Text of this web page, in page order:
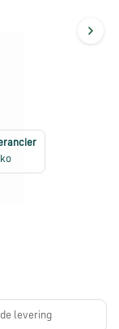
levering